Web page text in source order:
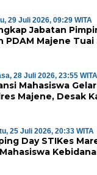
29 Juli 2026, 09:29 WITA
Jabatan
PDAM Majene
28 Juli 2026, 23:55 WITA
Mahasiswa
Majene, Desak
25 Juli 2026, 20:33 WITA
Day STIKes